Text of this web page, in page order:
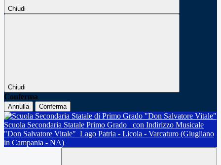
Chiudi
Chiudi
Conferma
Annulla Conferma
Scuola Secondaria Statale Primo Grado
con Indirizzo Musicale
"Don Salvatore Vitale" Lago Patria - Licola - Varcaturo (Giugliano
in Campania - NA)